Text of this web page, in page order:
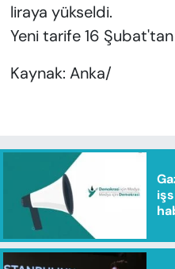
liraya yükseldi.
Yeni tarife 16
Kaynak: Anka/